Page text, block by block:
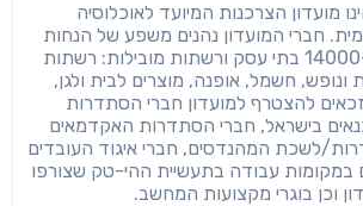
מועדון הצרכנות המיועד לאוכלוסיה
חברי המועדון נהנים משפע של הנחות
והטבות קבועות -14000 בתי עסק ורשתות מובילות: רשתות
ונופש, חשמל, אופנה, מוצרים לבית ולגן,
זכאים להצטרף למועדון חברי הסתדרות
בישראל, חברי הסתדרות האקדמאים
לשכת המהנדסים, חברי איגוד העובדים
במקומות עבודה בתעשיית ההי-טק שצורפו
וכן בוגרי מקצועות המחשב.